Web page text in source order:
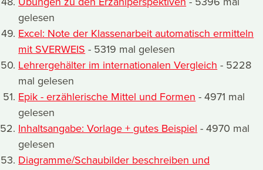
gelesen
Excel: Note der Klassenarbeit automatisch ermitteln
mit SVERWEIS - 5319 mal gelesen
Lehrergehälter im internationalen Vergleich - 5228
mal gelesen
Epik - erzählerische Mittel und Formen - 4971 mal
gelesen
Inhaltsangabe: Vorlage + gutes Beispiel - 4970 mal
gelesen
Diagramme/Schaubilder beschreiben und